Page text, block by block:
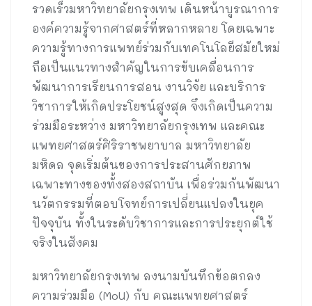
รวดเร็วมหาวิทยาลัยกรุงเทพ เดินหน้าบูรณาการ
องค์ความรู้จากศาสตร์ที่หลากหลาย โดยเฉพาะ
ความรู้ทางการแพทย์ร่วมกับเทคโนโลยีสมัยใหม่
ถือเป็นแนวทางสำคัญในการขับเคลื่อนการ
พัฒนาการเรียนการสอน งานวิจัย และบริการ
วิชาการให้เกิดประโยชน์สูงสุด จึงเกิดเป็นความ
ร่วมมือระหว่าง มหาวิทยาลัยกรุงเทพ และคณะ
แพทยศาสตร์ศิริราชพยาบาล มหาวิทยาลัย
มหิดล จุดเริ่มต้นของการประสานศักยภาพ
เฉพาะทางของทั้งสองสถาบัน เพื่อร่วมกันพัฒนา
นวัตกรรมที่ตอบโจทย์การเปลี่ยนแปลงในยุค
ปัจจุบัน ทั้งในระดับวิชาการและการประยุกต์ใช้
จริงในสังคม
มหาวิทยาลัยกรุงเทพ ลงนามบันทึกข้อตกลง
ความร่วมมือ (MoU) กับ คณะแพทยศาสตร์